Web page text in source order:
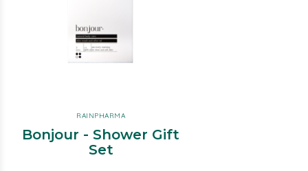
RAINPHARMA
Bonjour - Shower Gift
Set